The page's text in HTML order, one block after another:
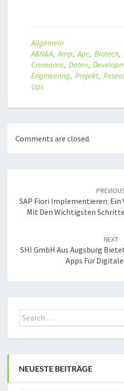
Allgemein
A&n&a, Amp, Apc, Biotech,
Cremanns, Daten,
Engineering, Projekt,
Ups
Comments are closed.
SAP Fiori Implementieren:
Mit Den Wichtigsten
NEXT
SHI GmbH Aus Augsburg
Apps Für
Search
for:
NEUESTE BEITRÄGE